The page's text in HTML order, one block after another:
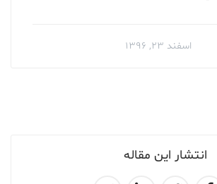
انتشار این مقاله
اسفند ۲۳, ۱۳۹۶